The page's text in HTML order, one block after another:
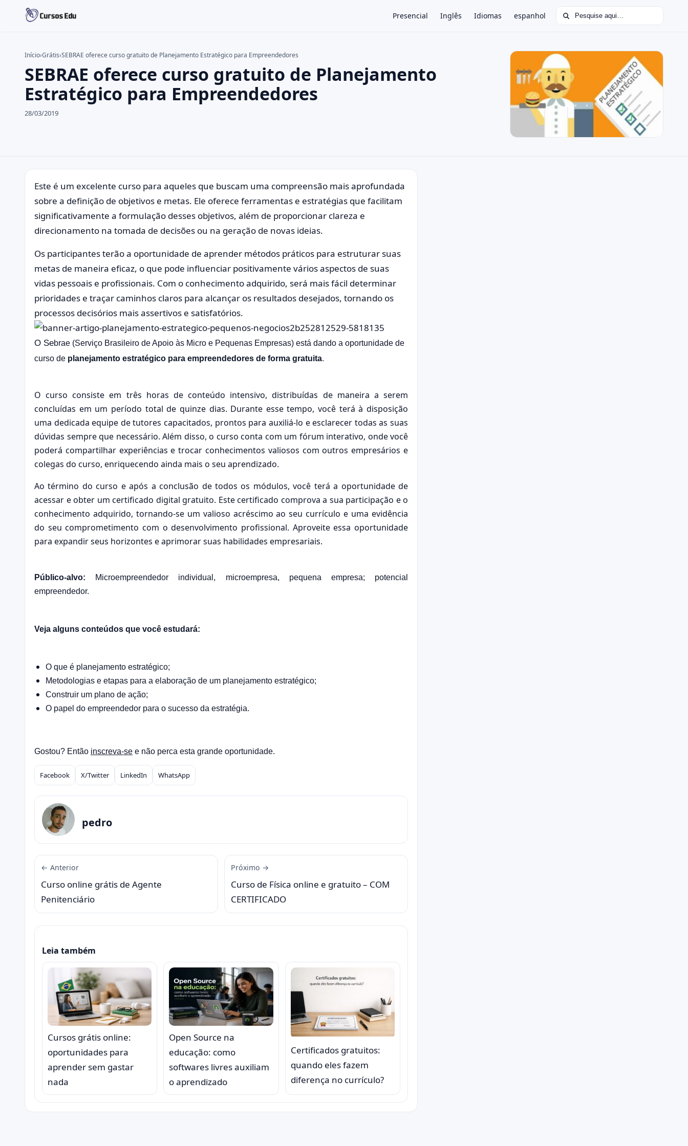
Presencial Inglês Idiomas espanhol Buscar por:
Buscar no site ×
Buscar por:
Pressione Enter para buscar ou ESC para fechar.
Início›Grátis›SEBRAE oferece curso gratuito de Planejamento Estratégico para Empreendedores
SEBRAE oferece curso gratuito de Planejamento
Estratégico para Empreendedores
28/03/2019
Este é um excelente curso para aqueles que buscam uma compreensão mais aprofundada
sobre a definição de objetivos e metas. Ele oferece ferramentas e estratégias que facilitam
significativamente a formulação desses objetivos, além de proporcionar clareza e
direcionamento na tomada de decisões ou na geração de novas ideias.
Os participantes terão a oportunidade de aprender métodos práticos para estruturar suas
metas de maneira eficaz, o que pode influenciar positivamente vários aspectos de suas
vidas pessoais e profissionais. Com o conhecimento adquirido, será mais fácil determinar
prioridades e traçar caminhos claros para alcançar os resultados desejados, tornando os
processos decisórios mais assertivos e satisfatórios.
O Sebrae (Serviço Brasileiro de Apoio às Micro e Pequenas Empresas) está dando a oportunidade de
curso de planejamento estratégico para empreendedores de forma gratuita.
O curso consiste em três horas de conteúdo intensivo, distribuídas de maneira a serem
concluídas em um período total de quinze dias. Durante esse tempo, você terá à disposição
uma dedicada equipe de tutores capacitados, prontos para auxiliá-lo e esclarecer todas as suas
dúvidas sempre que necessário. Além disso, o curso conta com um fórum interativo, onde você
poderá compartilhar experiências e trocar conhecimentos valiosos com outros empresários e
colegas do curso, enriquecendo ainda mais o seu aprendizado.
Ao término do curso e após a conclusão de todos os módulos, você terá a oportunidade de
acessar e obter um certificado digital gratuito. Este certificado comprova a sua participação e o
conhecimento adquirido, tornando-se um valioso acréscimo ao seu currículo e uma evidência
do seu comprometimento com o desenvolvimento profissional. Aproveite essa oportunidade
para expandir seus horizontes e aprimorar suas habilidades empresariais.
Público-alvo: Microempreendedor individual, microempresa, pequena empresa; potencial
empreendedor.
Veja alguns conteúdos que você estudará:
O que é planejamento estratégico;
Metodologias e etapas para a elaboração de um planejamento estratégico;
Construir um plano de ação;
O papel do empreendedor para o sucesso da estratégia.
Gostou? Então inscreva-se e não perca esta grande oportunidade.
Compartilhar
Facebook X/Twitter LinkedIn WhatsApp
pedro
← Anterior
Curso online grátis de Agente
Penitenciário
Próximo →
Curso de Física online e gratuito – COM
CERTIFICADO
Leia também
Cursos grátis online:
oportunidades para
aprender sem gastar
nada
Open Source na
educação: como
softwares livres auxiliam
o aprendizado
Certificados gratuitos:
quando eles fazem
diferença no currículo?